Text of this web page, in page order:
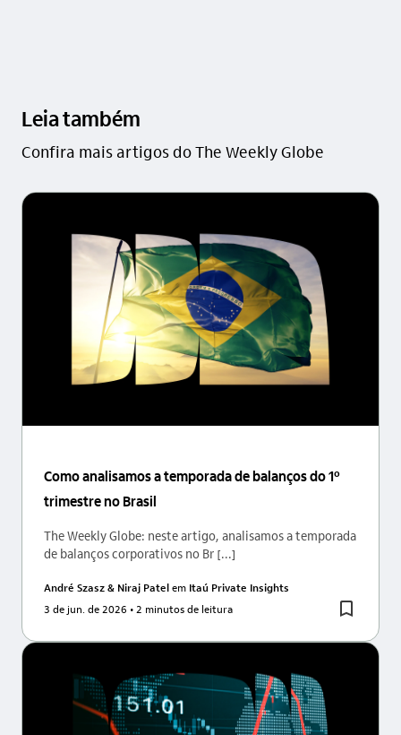
Leia também
Confira mais artigos do The Weekly Globe
Como analisamos a temporada de balanços do 1º
trimestre no Brasil
The Weekly Globe: neste artigo, analisamos a temporada
de balanços corporativos no Br [...]
André Szasz & Niraj Patelem Itaú Private Insights
3 de jun. de 2026 • 2 minutos de leitura